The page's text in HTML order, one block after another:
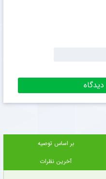
بر اساس توصیه
آخرین نظرات